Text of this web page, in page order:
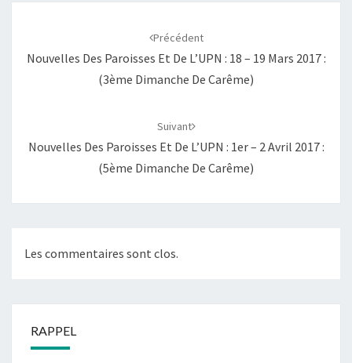
Précédent
Nouvelles Des Paroisses Et De L’UPN : 18 – 19 Mars 2017 :
(3ème Dimanche De Carême)
Suivant
Nouvelles Des Paroisses Et De L’UPN : 1er – 2 Avril 2017 :
(5ème Dimanche De Carême)
Les commentaires sont clos.
RAPPEL